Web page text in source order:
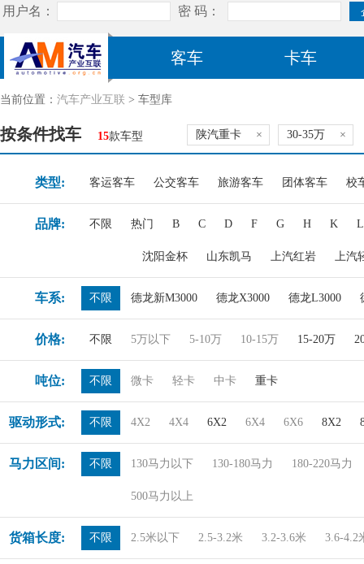
客车 卡车
当前位置： 汽车产业互联 > 车型库
按条件找车 15款车型 陕汽重卡 × 30-35万 ×
类型: 客运客车 公交客车 旅游客车 团体客车 校
品牌: 不限 热门 B C D F G H K L
沈阳金杯 山东凯马 上汽红岩 上汽
车系: 不限 德龙新M3000 德龙X3000 德龙L3000
价格: 不限 5万以下 5-10万 10-15万 15-20万
吨位: 不限 微卡 轻卡 中卡 重卡
驱动形式: 不限 4X2 4X4 6X2 6X4 6X6 8X2
马力区间: 不限 130马力以下 130-180马力 180-220马力
500马力以上
货箱长度: 不限 2.5米以下 2.5-3.2米 3.2-3.6米 3.6-4.2